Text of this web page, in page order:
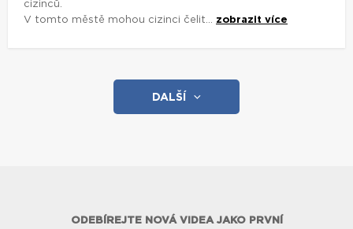
cizinců.
V tomto městě mohou cizinci čelit... zobrazit více
DALŠÍ
ODEBÍREJTE NOVÁ VIDEA JAKO PRVNÍ